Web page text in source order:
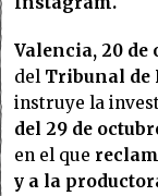
Valencia, 20 de
del Tribunal de
instruye la
del 29 de
en el que
y a la